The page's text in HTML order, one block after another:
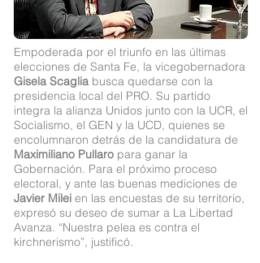
Empoderada por el triunfo en las últimas
elecciones de Santa Fe, la vicegobernadora
Gisela Scaglia busca quedarse con la
presidencia local del PRO. Su partido
integra la alianza Unidos junto con la UCR, el
Socialismo, el GEN y la UCD, quienes se
encolumnaron detrás de la candidatura de
Maximiliano Pullaro para ganar la
Gobernación. Para el próximo proceso
electoral, y ante las buenas mediciones de
Javier Milei en las encuestas de su territorio,
expresó su deseo de sumar a La Libertad
Avanza. “Nuestra pelea es contra el
kirchnerismo”, justificó.